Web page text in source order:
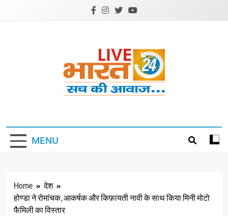
MENU
Home
देश
होण्डा ने रोमांचक, आकर्षक और किफ़ायती नावी के साथ किया मिनी मोटो
फैमिली का विस्तार